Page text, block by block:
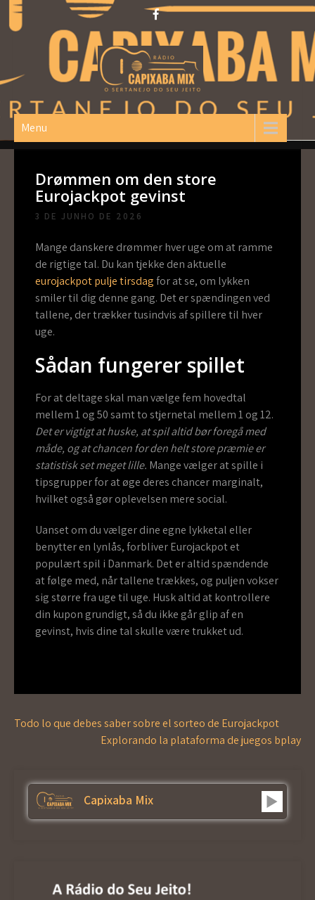
Skip
to
Capixaba Mix
O Sertanejo do seu Jeito!
Menu
Drømmen om den store
Eurojackpot gevinst
3 DE JUNHO DE 2026
Mange danskere drømmer hver uge om at ramme
de rigtige tal. Du kan tjekke den aktuelle
eurojackpot pulje tirsdagfor at se, om lykken
smiler til dig denne gang. Det er spændingen ved
tallene, der trækker tusindvis af spillere til hver
uge.
Sådan fungerer spillet
For at deltage skal man vælge fem hovedtal
mellem 1 og 50 samt to stjernetal mellem 1 og 12.
Det er vigtigt at huske, at spil altid bør foregå med
måde, og at chancen for den helt store præmie er
statistisk set meget lille. Mange vælger at spille i
tipsgrupper for at øge deres chancer marginalt,
hvilket også gør oplevelsen mere social.
Uanset om du vælger dine egne lykketal eller
benytter en lynlås, forbliver Eurojackpot et
populært spil i Danmark. Det er altid spændende
at følge med, når tallene trækkes, og puljen vokser
sig større fra uge til uge. Husk altid at kontrollere
din kupon grundigt, så du ikke går glip af en
gevinst, hvis dine tal skulle være trukket ud.
Navegação
Todo lo que debes saber sobre el sorteo de Eurojackpot
Explorando la plataforma de juegos bplay
Capixaba Mix